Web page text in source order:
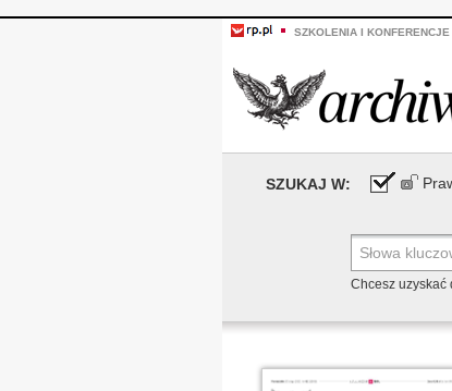
SZKOLENIA I KONFERENCJE
SZUKAJ W:
Chcesz uzyskać